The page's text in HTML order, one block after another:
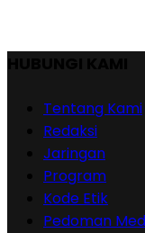
Tentang Kami
Redaksi
Jaringan
Program
Kode Etik
Pedoman